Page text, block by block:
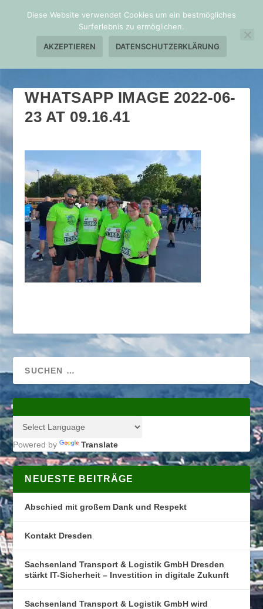
WHATSAPP IMAGE 2022-06-
23 AT 09.16.41
Powered by Translate
NEUESTE BEITRÄGE
Abschied mit großem Dank und Respekt
Kontakt Dresden
Sachsenland Transport & Logistik GmbH Dresden
stärkt IT-Sicherheit – Investition in digitale Zukunft
Sachsenland Transport & Logistik GmbH wird
Diese Website verwendet Cookies um ein bestmögliches
Surferlebnis zu ermöglichen.
AKZEPTIEREN DATENSCHUTZERKLÄRUNG